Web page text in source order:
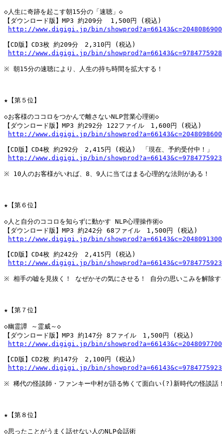
◇人生に奇跡を起こす朝15分の「速聴」◇
【ダウンロード版】MP3 約209分  1,500円 (税込)
http://www.digigi.jp/bin/
【CD版】CD3枚 約209分　2,310円 (税込)
http://www.digigi.jp/bin/
※ 朝15分の速聴により、人生の持ち時間を拡大する！
★【第５位】
◇お客様のココロをつかんで離さないNLP営業心理術◇
【ダウンロード版】MP3 約292分 122ファイル　1,600円 (税込)
http://www.digigi.jp/bin/
【CD版】CD4枚 約292分　2,415円 (税込)　「現在、予約受付中！」
http://www.digigi.jp/bin/
※ 10人のお客様がいれば、8、9人に当てはまる心理的な法則がある！
★【第６位】
◇人と自分のココロを知らずに動かす NLP心理操作術◇
【ダウンロード版】MP3 約242分 68ファイル　1,500円 (税込)
http://www.digigi.jp/bin/
【CD版】CD4枚 約242分　2,415円 (税込)
http://www.digigi.jp/bin/
※ 相手の嘘を見抜く！ なぜかその気にさせる！ 自分の思いこみを解除す
★【第７位】
◇幽霊譚 ～霊威～◇
【ダウンロード版】MP3 約147分 8ファイル　1,500円 (税込)
http://www.digigi.jp/bin/
【CD版】CD2枚 約147分　2,100円 (税込)
http://www.digigi.jp/bin/
※ 稀代の怪談師・ファンキー中村が語る怖くて面白い(?)新時代の怪談話
★【第８位】
◇思ったことがうまく話せない人のNLP会話術